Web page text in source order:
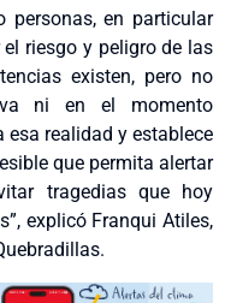
personas, en particular
riesgo y peligro de las
existen, pero no
ni en el momento
esa realidad y establece
que permita alertar
tragedias que hoy
explicó Franqui Atiles,